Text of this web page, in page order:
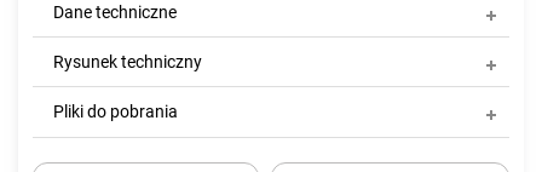
Dane techniczne
Rysunek techniczny
Pliki do pobrania